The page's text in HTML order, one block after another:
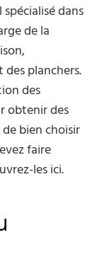
dans
de la
planchers.
des
obtenir des
bien choisir
faire
les ici.